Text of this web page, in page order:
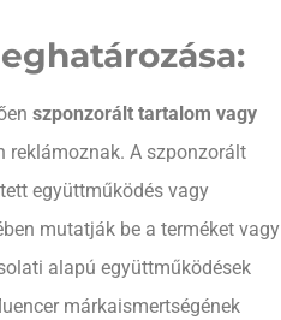
szponzorált tartalom vagy
reklámoznak. A szponzorált
együttműködés vagy
mutatják be a terméket vagy
alapú együttműködések
márkaismertségének